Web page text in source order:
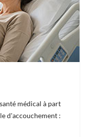
médical à part
d'accouchement :